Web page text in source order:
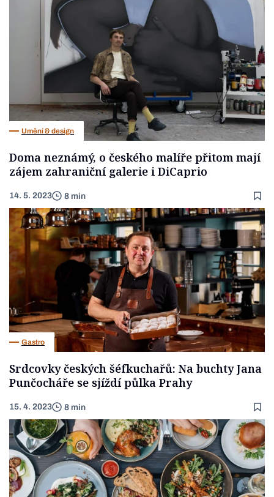
Umění & design
Doma neznámý, o českého malíře přitom mají
zájem zahraniční galerie i DiCaprio
14. 5. 2023 8 min
Gastro
Srdcovky českých šéfkuchařů: Na buchty Jana
Punčocháře se sjíždí půlka Prahy
15. 4. 2023 8 min